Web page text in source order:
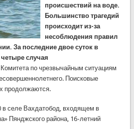
происшествий на воде.
Большинство трагедий
происходит из-за
несоблюдения правил
За последние двое суток в
случая
по чрезвычайным ситуациям
Поисковые
продолжаются.
в селе Вахдатобод, входящем в
Пянджского района, 16-летний